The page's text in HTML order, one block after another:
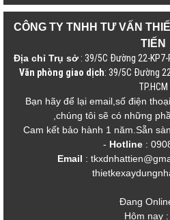
CÔNG TY TNHH TƯ VẤN
TIẾN
Địa chỉ Trụ sở : 39/5C Đường 22-KP7-
Văn phòng giao dịch: 39/5C Đường
TP.HCM
Bạn hãy để lại email,số điện
,chúng tôi sẽ có những
Cam kết bảo hành 1 năm.Sẵn
- Hotline :
Email :
Đang
Hôm nay :